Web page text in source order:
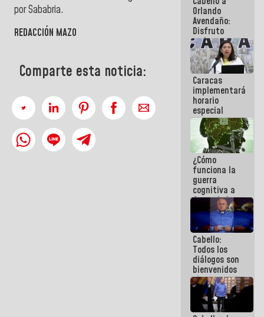
por Sababria.
REDACCIÓN MAZO
Comparte esta noticia:
Internacional
de
Maiquetía
Orlando
Avendaño:
Disfruto
cada vez
que escribes
porque lo
que haces
es
embarrarla
Caracas
implementará
horario
especial
para
adaptarse
al plan de
ahorro
energético
¿Cómo
funciona la
guerra
cognitiva a
favor de la
narrativa
hegemónica?
(1)
Cabello:
Todos los
diálogos son
bienvenidos
siempre que
estén en el
marco de la
Constitución